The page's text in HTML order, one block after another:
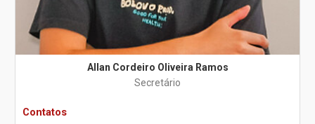
Allan Cordeiro Oliveira Ramos
Secretário
Contatos